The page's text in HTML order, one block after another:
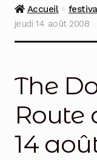
Accueil
jeudi 14 août 2008
The
Route
14